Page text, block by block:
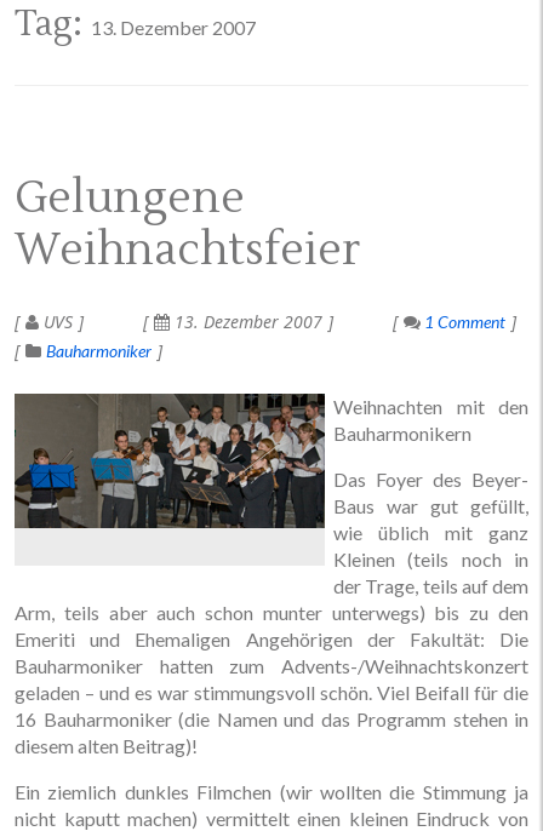
Tag: 13. Dezember 2007
Gelungene
Weihnachtsfeier
UVS 13. Dezember 2007
1 Comment
Bauharmoniker
Weihnachten mit den
Bauharmonikern
Das Foyer des Beyer-
Baus war gut gefüllt,
wie üblich mit ganz
Kleinen (teils noch in
der Trage, teils auf dem
Arm, teils aber auch schon munter unterwegs) bis zu den
Emeriti und Ehemaligen Angehörigen der Fakultät: Die
Bauharmoniker hatten zum Advents-/Weihnachtskonzert
geladen – und es war stimmungsvoll schön. Viel Beifall für die
16 Bauharmoniker (die Namen und das Programm stehen in
diesem alten Beitrag)!
Ein ziemlich dunkles Filmchen (wir wollten die Stimmung ja
nicht kaputt machen) vermittelt einen kleinen Eindruck von